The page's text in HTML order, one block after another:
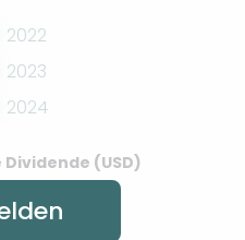
2022
2023
2024
(USD)